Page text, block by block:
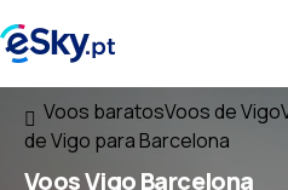
Voos baratosVoos de Vigo
de Vigo para Barcelona
VoosVigo Barcelona